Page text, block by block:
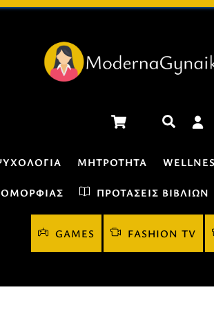
Cart
ΜΗΤΡΌΤΗΤΑ
ΟΜΟΡΦΙΆΣ ΠΡΟΤΆΣΕΙΣ ΒΙΒΛΊΩΝ
GAMES FASHION TV